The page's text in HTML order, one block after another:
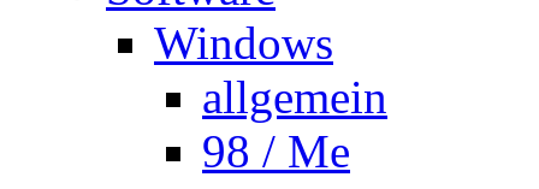
Windows
allgemein
98 / Me